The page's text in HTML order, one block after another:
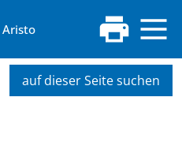
auf dieser Seite suchen